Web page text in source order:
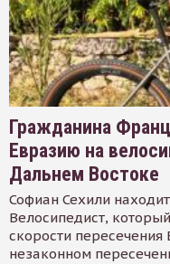
Гражданина
Евразию на
Дальнем Востоке
Софиан Сехили
Велосипедист,
скорости пересечения
незаконном